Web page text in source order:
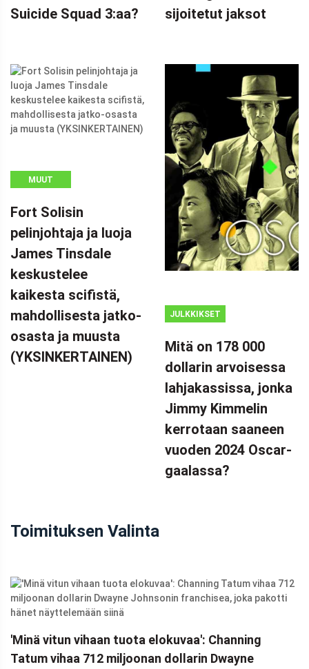
Suicide Squad 3:aa?
sijoitetut jaksot
MUUT
Fort Solisin
pelinjohtaja ja luoja
James Tinsdale
keskustelee
kaikesta scifistä,
mahdollisesta jatko-
osasta ja muusta
(YKSINKERTAINEN)
JULKKIKSET
Mitä on 178 000
dollarin arvoisessa
lahjakassissa, jonka
Jimmy Kimmelin
kerrotaan saaneen
vuoden 2024 Oscar-
gaalassa?
Toimituksen Valinta
'Minä vitun vihaan tuota elokuvaa': Channing
Tatum vihaa 712 miljoonan dollarin Dwayne